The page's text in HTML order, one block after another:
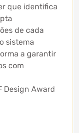
que identifica
de cada
sistema
a garantir
com
Design Award